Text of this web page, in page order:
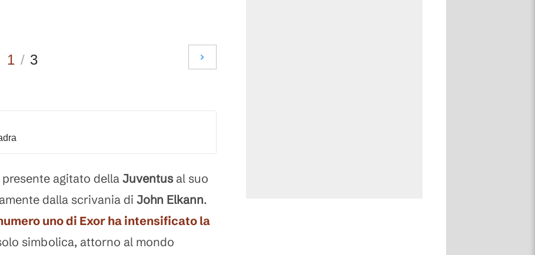
1 / 3
presente agitato della Juventus al suo
dalla scrivania di John Elkann.
uno di Exor ha intensificato la
simbolica, attorno al mondo